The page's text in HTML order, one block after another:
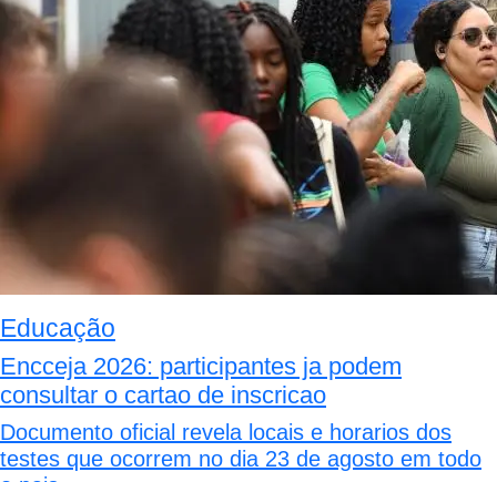
Educação
Encceja 2026: participantes ja podem
consultar o cartao de inscricao
Documento oficial revela locais e horarios dos
testes que ocorrem no dia 23 de agosto em todo